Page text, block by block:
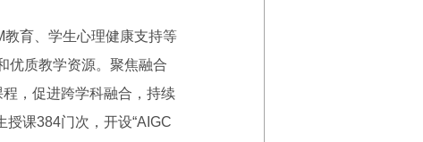
育、学生心理健康支持等
优质教学资源。聚焦融合
，促进跨学科融合，持续
课384门次，开设“AIGC